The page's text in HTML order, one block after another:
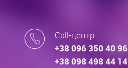
Call-центр
+38 096 350 40 96
+38 098 498 44 14